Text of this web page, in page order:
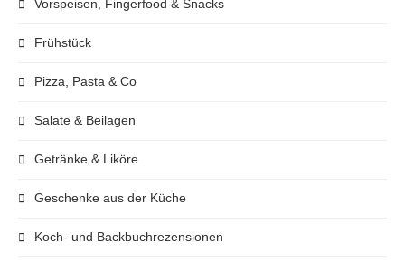
Vorspeisen, Fingerfood & Snacks
Frühstück
Pizza, Pasta & Co
Salate & Beilagen
Getränke & Liköre
Geschenke aus der Küche
Koch- und Backbuchrezensionen